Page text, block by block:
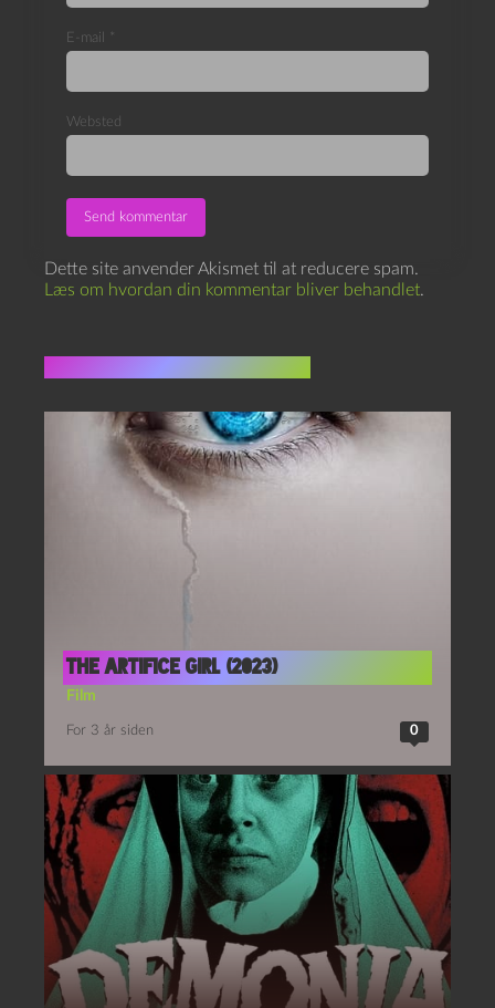
E-mail *
Websted
Dette site anvender Akismet til at reducere spam.
Læs om hvordan din kommentar bliver behandlet.
The artifice girl (2023)
Film
For 3 år siden 0